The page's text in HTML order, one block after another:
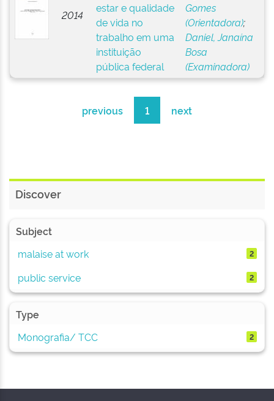
2014
estar e qualidade
de vida no
trabalho em uma
instituição
pública federal
Gomes
(Orientadora);
Daniel, Janaína
Bosa
(Examinadora)
previous 1 next
Discover
Subject
malaise at work
2
public service 2
Type
Monografia/ TCC
2